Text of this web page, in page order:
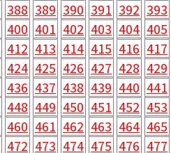
388 389 390 391 392 393
400 401 402 403 404 405
412 413 414 415 416 417
424 425 426 427 428 429
436 437 438 439 440 441
448 449 450 451 452 453
460 461 462 463 464 465
472 473 474 475 476 477